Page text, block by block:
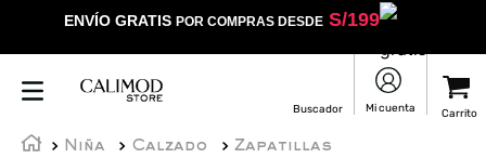
ENVÍO GRATIS POR COMPRAS DESDES/199
Niña Calzado
Zapatillas